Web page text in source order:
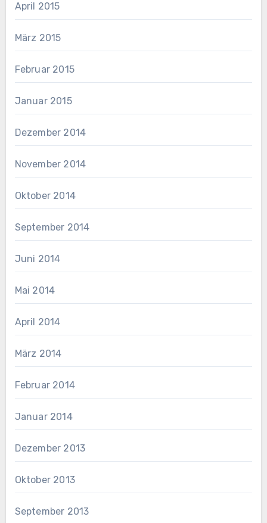
April 2015
März 2015
Februar 2015
Januar 2015
Dezember 2014
November 2014
Oktober 2014
September 2014
Juni 2014
Mai 2014
April 2014
März 2014
Februar 2014
Januar 2014
Dezember 2013
Oktober 2013
September 2013